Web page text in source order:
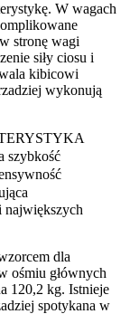
W wagach
stronę wagi
siły ciosu i
kibicowi
wykonują
szybkość
największych
dla
ośmiu głównych
120,2 kg. Istnieje
spotykana w